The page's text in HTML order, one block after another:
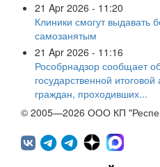
21 Apr 2026 - 11:20
Клиники смогут выдавать
самозанятым
21 Apr 2026 - 11:16
Рособрнадзор сообщает
государственной
граждан, проходивших...
© 2005—2026 ООО КП